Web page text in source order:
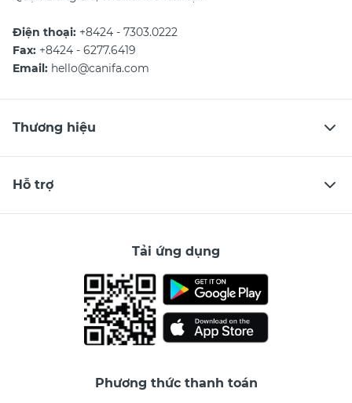
Điện thoại: +8424 - 7303.0222
Fax: +8424 - 6277.6419
Email: hello@canifa.com
Thương hiệu
Hỗ trợ
Tải ứng dụng
Phương thức thanh toán